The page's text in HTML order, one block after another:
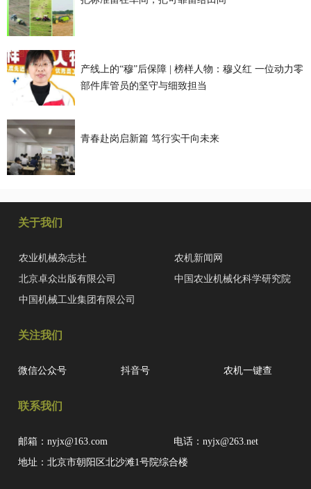
产线上的“穆”后保障 | 榜样人物：穆义红 一位动力零
部件库管员的坚守与细致担当
青春赴岗启新篇 笃行实干向未来
关于我们
农业机械杂志社
农机新闻网
北京卓众出版有限公司
中国农业机械化科学研究院
中国机械工业集团有限公司
关注我们
微信公众号 抖音号 农机一键查
联系我们
邮箱：nyjx@163.com
电话：nyjx@263.net
地址：北京市朝阳区北沙滩1号院综合楼